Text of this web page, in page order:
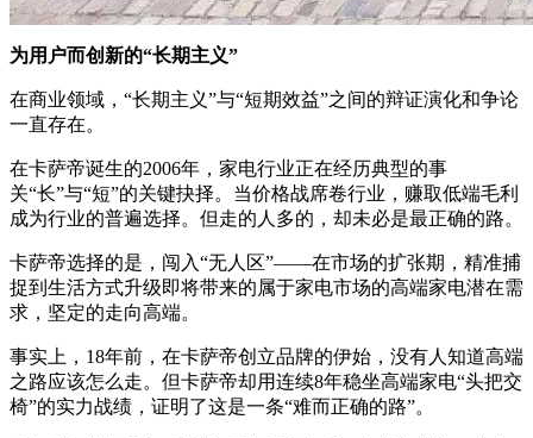
为用户而创新的“长期主义”
在商业领域，“长期主义”与“短期效益”之间的辩证演化和争论
一直存在。
在卡萨帝诞生的2006年，家电行业正在经历典型的事
关“长”与“短”的关键抉择。当价格战席卷行业，赚取低端毛利
成为行业的普遍选择。但走的人多的，却未必是最正确的路。
卡萨帝选择的是，闯入“无人区”——在市场的扩张期，精准捕
捉到生活方式升级即将带来的属于家电市场的高端家电潜在需
求，坚定的走向高端。
事实上，18年前，在卡萨帝创立品牌的伊始，没有人知道高端
之路应该怎么走。但卡萨帝却用连续8年稳坐高端家电“头把交
椅”的实力战绩，证明了这是一条“难而正确的路”。